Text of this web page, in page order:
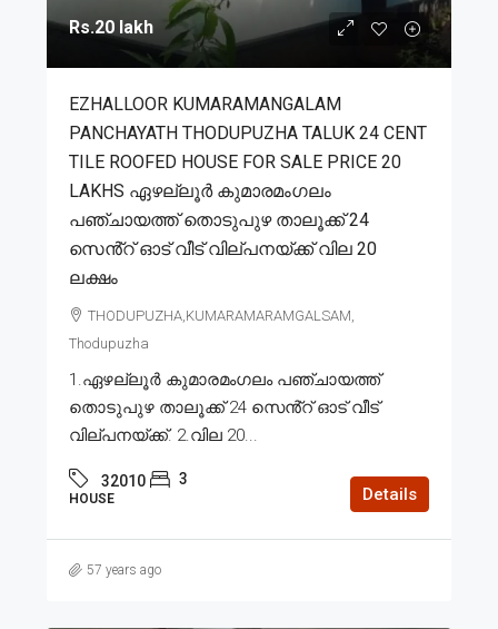
Rs.20 lakh
EZHALLOOR KUMARAMANGALAM
PANCHAYATH THODUPUZHA TALUK 24 CENT
TILE ROOFED HOUSE FOR SALE PRICE 20
LAKHS ഏഴല്ലൂർ കുമാരമംഗലം
പഞ്ചായത്ത് തൊടുപുഴ താലൂക്ക് 24
സെൻ്റ് ഓട് വീട് വില്പനയ്ക്ക് വില 20
ലക്ഷം
THODUPUZHA,KUMARAMARAMGALSAM,
Thodupuzha
1.ഏഴല്ലൂർ കുമാരമംഗലം പഞ്ചായത്ത്
തൊടുപുഴ താലൂക്ക് 24 സെൻ്റ് ഓട് വീട്
വില്പനയ്ക്ക്. 2.വില 20...
32010 3
HOUSE Details
57 years ago